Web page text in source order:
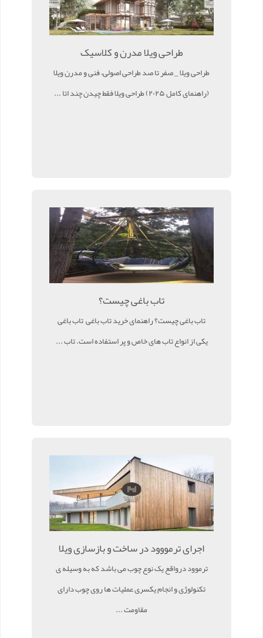
طراحی ویلا مدرن و کلاسیک
طراحی ویلا _ صفر تا صد طراحی اصولی، فنی و مدرن ویلا
(راهنمای کامل ۲۰۲۵) طراحی ویلا فقط چیدن چند اتا ...
تاب باغی چیست؟
تاب باغی چیست؟ راهنمای خرید تاب باغی تاب باغی
یکی از انواع تاب های خاص و پر استفاده است. تاب ...
اجرای ترمووود در ساخت و بازسازی ویلا
ترموود درواقع یک نوع چوب می باشد که به وسیله ی
تکنولوژی و انجام یکسری عملیات ها روی چوب دارای
مقاومت ...